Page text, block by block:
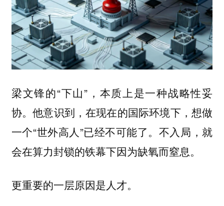
梁文锋的“下山”，本质上是一种战略性妥
协。他意识到，在现在的国际环境下，想做
一个“世外高人”已经不可能了。不入局，就
会在算力封锁的铁幕下因为缺氧而窒息。
更重要的一层原因是人才。